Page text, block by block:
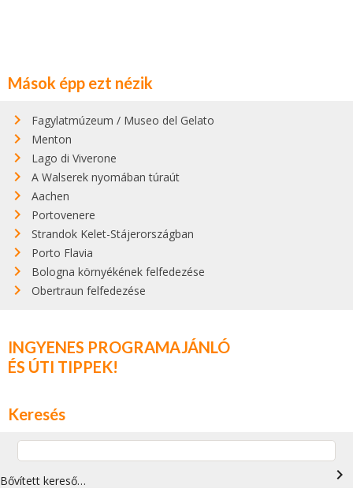
Mások épp ezt nézik
Fagylatmúzeum / Museo del Gelato
Menton
Lago di Viverone
A Walserek nyomában túraút
Aachen
Portovenere
Strandok Kelet-Stájerországban
Porto Flavia
Bologna környékének felfedezése
Obertraun felfedezése
INGYENES PROGRAMAJÁNLÓ
ÉS ÚTI TIPPEK!
Keresés
Bővített kereső… navigate_next